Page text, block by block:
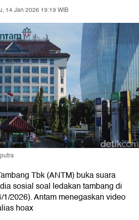
14 Jan 2026 19:19 WIB
Tbk (ANTM) buka suara
sosial soal ledakan tambang di
2026). Antam menegaskan video
hoax